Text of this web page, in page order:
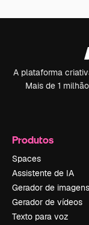
A plataforma
Mais de 1
Produtos
Spaces
Assistente de IA
Gerador de imagens
Gerador de vídeos
Texto para voz